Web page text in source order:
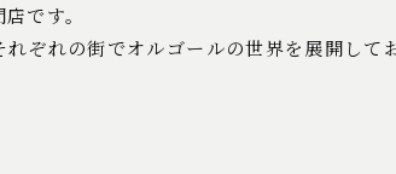
です。
ぞれの街でオルゴールの世界を展開して